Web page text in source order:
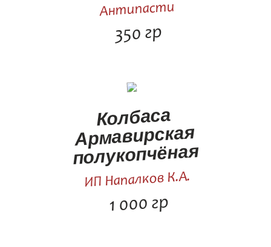
Антипасти
350 гр
Колбаса
Армавирская
полукопчёная
ИП Напалков К.А.
1 000 гр